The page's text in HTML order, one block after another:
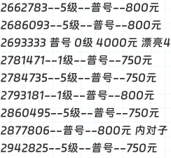
2662783--5级--普号--800元
2686093--5级--普号--800元
2693333 普号 0级 4000元 漂亮
2781471--1级--普号--750元
2784735--5级--普号--750元
2793181--1级--普号--800元
2860495--5级--普号--750元
2877806--普号--800元 内对子
2942825--5级--普号--750元